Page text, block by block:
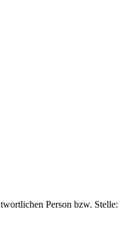
Person bzw. Stelle: